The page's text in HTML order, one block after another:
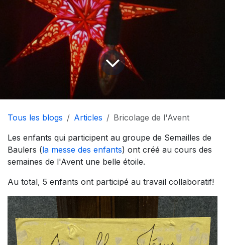
Tous les blogs Articles
Bricolage de l'Avent
Les enfants qui participent au groupe de Semailles de
Baulers (la messe des enfants) ont créé au cours des
semaines de l'Avent une belle étoile.
Au total, 5 enfants ont participé au travail collaboratif!